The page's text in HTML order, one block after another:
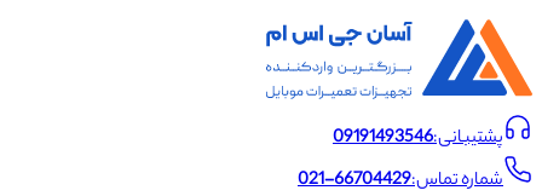
پشتیبانی:09191493546
شماره تماس:021-66704429